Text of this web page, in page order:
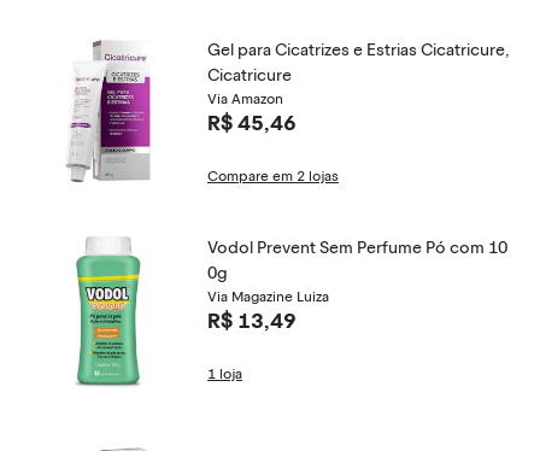
Gel para Cicatrizes e Estrias Cicatricure,
Cicatricure
Via Amazon
R$ 45,46
Compare em 2 lojas
Vodol Prevent Sem Perfume Pó com 10
0g
Via Magazine Luiza
R$ 13,49
1 loja